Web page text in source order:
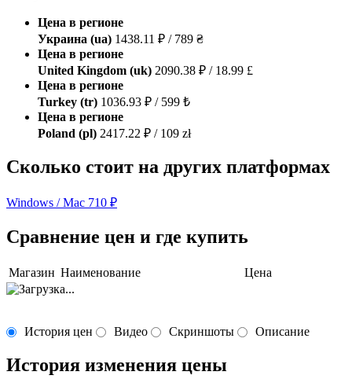
Цена в регионе
Украина (ua) 1438.11 ₽ / 789 ₴
Цена в регионе
United Kingdom (uk) 2090.38 ₽ / 18.99 £
Цена в регионе
Turkey (tr) 1036.93 ₽ / 599 ₺
Цена в регионе
Poland (pl) 2417.22 ₽ / 109 zł
Сколько стоит на других платформах
Windows / Mac 710 ₽
Сравнение цен и где купить
Магазин Наименование Цена
История цен Видео Скриншоты Описание
История изменения цены